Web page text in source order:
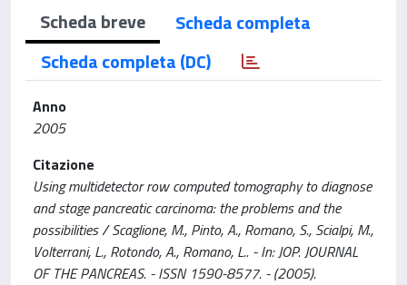
Scheda breve
Scheda completa
Scheda completa (DC)
Anno
2005
Citazione
Using multidetector row computed tomography to diagnose
and stage pancreatic carcinoma: the problems and the
possibilities / Scaglione, M., Pinto, A., Romano, S., Scialpi, M.,
Volterrani, L., Rotondo, A., Romano, L.. - In: JOP. JOURNAL
OF THE PANCREAS. - ISSN 1590-8577. - (2005).